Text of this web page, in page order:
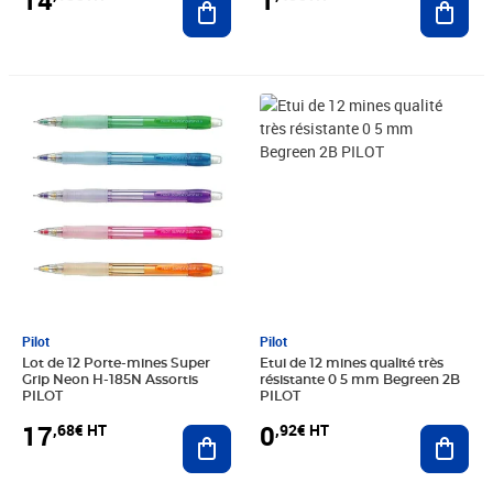
Pilot
Lot de 12 Porte-mines Super
Grip Neon H-185N Assortis
PILOT
17,68€ HT Ajouter au panier
Pilot
Etui de 12 mines qualité très
résistante 0 5 mm Begreen 2B
PILOT
0,92€ HT
Prix 0,92€ HT